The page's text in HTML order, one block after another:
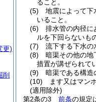
ること。
(5)
地震によって下
いること。
(6)
排水管の内径に
ルを下回らないも
(7)
流下する下水の
(8)
暗渠その他の地
措置が講ぜられて
(9)
暗渠である構造
(10)
ます又はマン
(適用除外)
第2条の3
前条の規定
更)
削